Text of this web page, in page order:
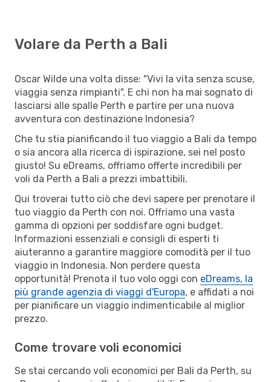
Volare da Perth a Bali
Oscar Wilde una volta disse: "Vivi la vita senza scuse,
viaggia senza rimpianti". E chi non ha mai sognato di
lasciarsi alle spalle Perth e partire per una nuova
avventura con destinazione Indonesia?
Che tu stia pianificando il tuo viaggio a Bali da tempo
o sia ancora alla ricerca di ispirazione, sei nel posto
giusto! Su eDreams, offriamo offerte incredibili per
voli da Perth a Bali a prezzi imbattibili.
Qui troverai tutto ciò che devi sapere per prenotare il
tuo viaggio da Perth con noi. Offriamo una vasta
gamma di opzioni per soddisfare ogni budget.
Informazioni essenziali e consigli di esperti ti
aiuteranno a garantire maggiore comodità per il tuo
viaggio in Indonesia. Non perdere questa
opportunità! Prenota il tuo volo oggi con eDreams, la
più grande agenzia di viaggi d'Europa, e affidati a noi
per pianificare un viaggio indimenticabile al miglior
prezzo.
Come trovare voli economici
Se stai cercando voli economici per Bali da Perth, su